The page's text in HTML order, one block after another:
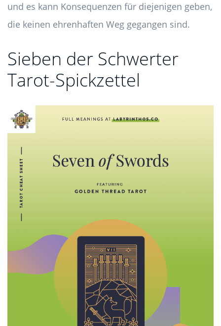
und es kann Konsequenzen für diejenigen geben,
die keinen ehrenhaften Weg gegangen sind.
Sieben der Schwerter
Tarot-Spickzettel